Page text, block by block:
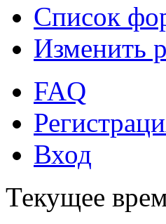
Список
Изменить
FAQ
Вход
Текущее